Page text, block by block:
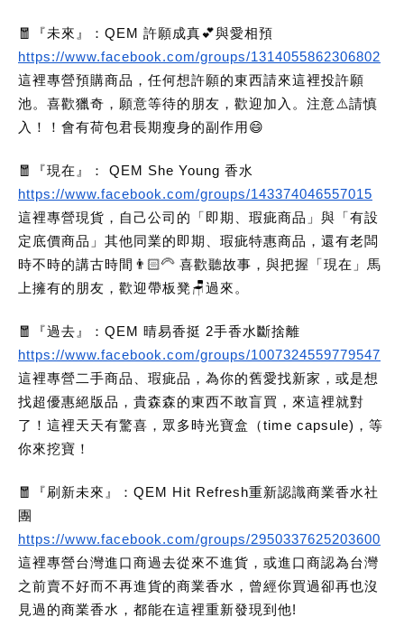
🧧『未來』：QEM 許願成真💕與愛相預
https://www.facebook.com/groups/1314055862306802
這裡專營預購商品，任何想許願的東西請來這裡投許願
池。喜歡獵奇，願意等待的朋友，歡迎加入。注意⚠️請慎
入！！會有荷包君長期瘦身的副作用😄
🧧『現在』： QEM She Young 香水
https://www.facebook.com/groups/143374046557015
這裡專營現貨，自己公司的「即期、瑕疵商品」與「有設
定底價商品」其他同業的即期、瑕疵特惠商品，還有老闆
時不時的講古時間👨🏻‍🦳 喜歡聽故事，與把握「現在」馬
上擁有的朋友，歡迎帶板凳🪑過來。
🧧『過去』：QEM 晴易香挺 2手香水斷捨離
https://www.facebook.com/groups/1007324559779547
這裡專營二手商品、瑕疵品，為你的舊愛找新家，或是想
找超優惠絕版品，貴森森的東西不敢盲買，來這裡就對
了！這裡天天有驚喜，眾多時光寶盒（time capsule)，等
你來挖寶！
🧧『刷新未來』：QEM Hit Refresh重新認識商業香水社
團
https://www.facebook.com/groups/2950337625203600
這裡專營台灣進口商過去從來不進貨，或進口商認為台灣
之前賣不好而不再進貨的商業香水，曾經你買過卻再也沒
見過的商業香水，都能在這裡重新發現到他!